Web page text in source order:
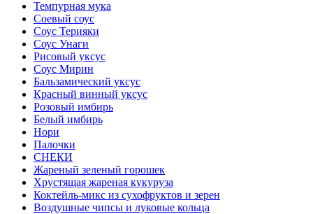
Темпурная мука
Соевый соус
Соус Терияки
Соус Унаги
Рисовый уксус
Соус Мирин
Бальзамический уксус
Красный винный уксус
Розовый имбирь
Белый имбирь
Нори
Палочки
СНЕКИ
Жареный зеленый горошек
Хрустящая жареная кукуруза
Коктейль-микс из сухофруктов и зерен
Воздушные чипсы и луковые кольца